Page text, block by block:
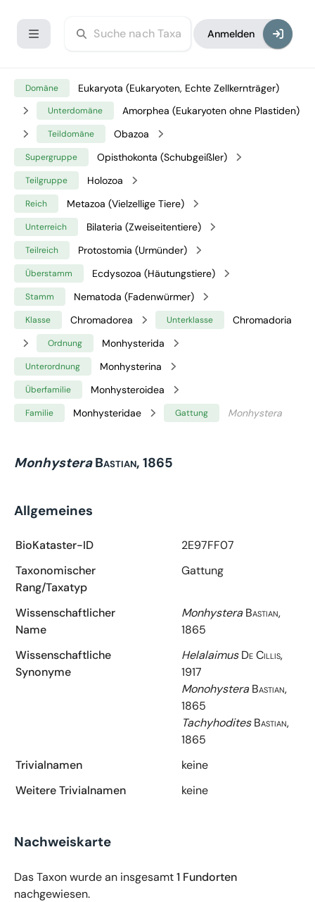
Anmelden
Domäne Eukaryota (Eukaryoten, Echte Zellkernträger)
Unterdomäne Amorphea (Eukaryoten ohne Plastiden)
Teildomäne Obazoa
Supergruppe Opisthokonta (Schubgeißler)
Teilgruppe Holozoa
Reich Metazoa (Vielzellige Tiere)
Unterreich Bilateria (Zweiseitentiere)
Teilreich Protostomia (Urmünder)
Überstamm Ecdysozoa (Häutungstiere)
Stamm Nematoda (Fadenwürmer)
Klasse Chromadorea Unterklasse Chromadoria
Ordnung Monhysterida
Unterordnung Monhysterina
Überfamilie Monhysteroidea
Familie Monhysteridae Gattung Monhystera
Monhystera Bastian, 1865
Allgemeines
BioKataster-ID
2E97FF07
Taxonomischer
Rang/Taxatyp
Gattung
Wissenschaftlicher
Name
Monhystera Bastian,
1865
Wissenschaftliche
Synonyme
Helalaimus De Cillis,
1917
Monohystera Bastian,
1865
Tachyhodites Bastian,
1865
Trivialnamen
keine
Weitere Trivialnamen
keine
Nachweiskarte
Das Taxon wurde an insgesamt1 Fundorten
nachgewiesen.